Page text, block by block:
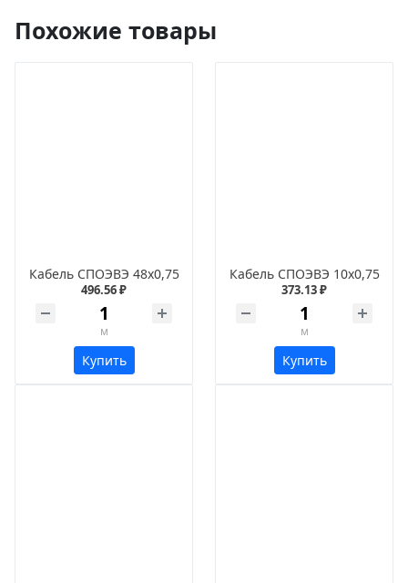
Похожие товары
Кабель СПОЭВЭ 48х0,75
496.56 ₽
м
Купить
Кабель СПОЭВЭ 10х0,75
373.13 ₽
м
Купить